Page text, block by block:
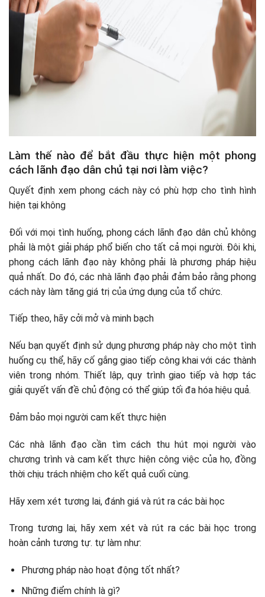
Làm thế nào để bắt đầu thực hiện một phong
cách lãnh đạo dân chủ tại nơi làm việc?
Quyết định xem phong cách này có phù hợp cho tình hình
hiện tại không
Đối với mọi tình huống, phong cách lãnh đạo dân chủ không
phải là một giải pháp phổ biến cho tất cả mọi người. Đôi khi,
phong cách lãnh đạo này không phải là phương pháp hiệu
quả nhất. Do đó, các nhà lãnh đạo phải đảm bảo rằng phong
cách này làm tăng giá trị của ứng dụng của tổ chức.
Tiếp theo, hãy cởi mở và minh bạch
Nếu bạn quyết định sử dụng phương pháp này cho một tình
huống cụ thể, hãy cố gắng giao tiếp công khai với các thành
viên trong nhóm. Thiết lập, quy trình giao tiếp và hợp tác
giải quyết vấn đề chủ động có thể giúp tối đa hóa hiệu quả.
Đảm bảo mọi người cam kết thực hiện
Các nhà lãnh đạo cần tìm cách thu hút mọi người vào
chương trình và cam kết thực hiện công việc của họ, đồng
thời chịu trách nhiệm cho kết quả cuối cùng.
Hãy xem xét tương lai, đánh giá và rút ra các bài học
Trong tương lai, hãy xem xét và rút ra các bài học trong
hoàn cảnh tương tự. tự làm như:
Phương pháp nào hoạt động tốt nhất?
Những điểm chính là gì?